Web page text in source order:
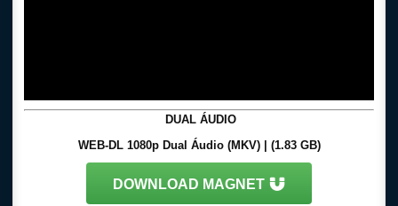
DUAL ÁUDIO
WEB-DL 1080p Dual Áudio (MKV) | (1.83 GB)
DOWNLOAD MAGNET